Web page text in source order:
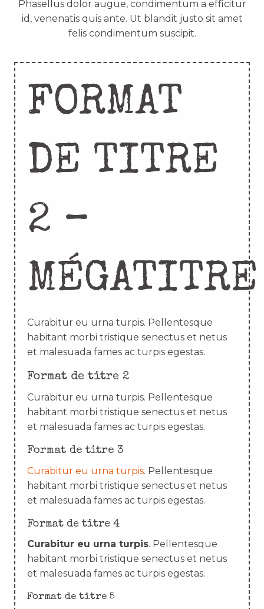
Phasellus dolor augue, condimentum a efficitur
id, venenatis quis ante. Ut blandit justo sit amet
felis condimentum suscipit.
FORMAT
DE TITRE
2 –
MÉGATITRE
Curabitur eu urna turpis. Pellentesque
habitant morbi tristique senectus et netus
et malesuada fames ac turpis egestas.
Format de titre 2
Curabitur eu urna turpis. Pellentesque
habitant morbi tristique senectus et netus
et malesuada fames ac turpis egestas.
Format de titre 3
Curabitur eu urna turpis. Pellentesque
habitant morbi tristique senectus et netus
et malesuada fames ac turpis egestas.
Format de titre 4
Curabitur eu urna turpis. Pellentesque
habitant morbi tristique senectus et netus
et malesuada fames ac turpis egestas.
Format de titre 5